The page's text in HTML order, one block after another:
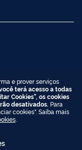
e prover serviços
terá acesso a todas
Cookies", os cookies
desativados. Para
cookies". Saiba mais
.